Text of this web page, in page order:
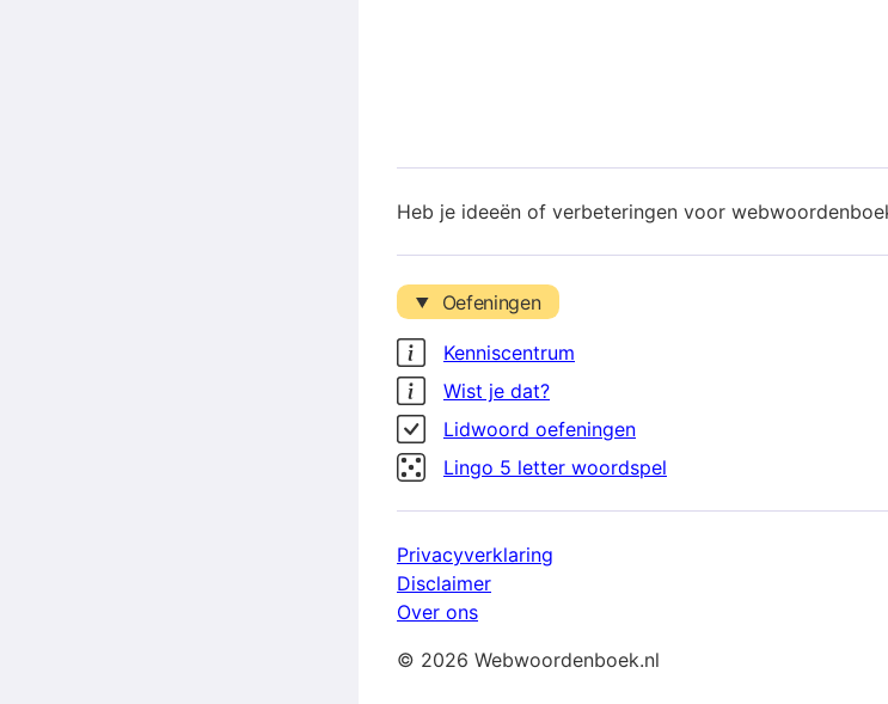
Heb je ideeën of verbeteringen voor
Oefeningen
Kenniscentrum
Wist je dat?
Lidwoord oefeningen
Lingo 5 letter woordspel
Privacyverklaring
Disclaimer
Over ons
© 2026 Webwoordenboek.nl